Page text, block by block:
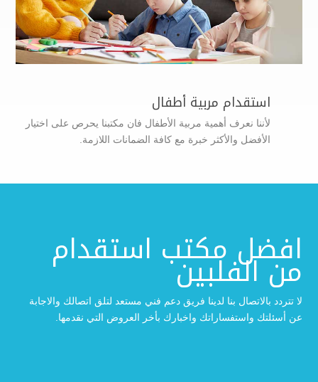
استقدام مربية أطفال
لأننا نعرف أهمية مربية الأطفال فان مكتبنا يحرص على اختيار
الأفضل والأكثر خبرة مع كافة الضمانات اللازمة.
افضل مكتب استقدام
من الفلبين
لا تتردد بالاتصال بنا لدينا فريق دعم فني مستعد لتلق اتصالك والاجابة
عن أسئلتك واستفساراتك واخبارك بأخر العروض التي نقدمها.